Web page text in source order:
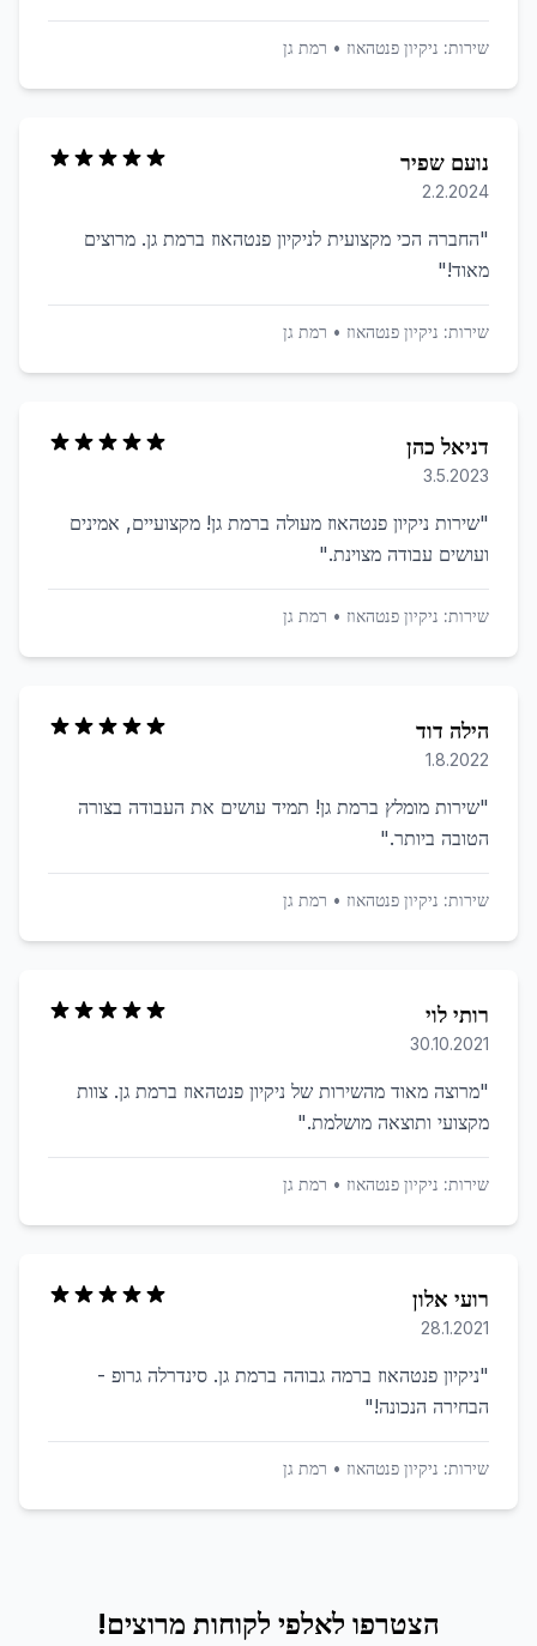
שירות: ניקיון פנטהאוז • רמת גן
נועם שפיר
2.2.2024
"החברה הכי מקצועית לניקיון פנטהאוז ברמת גן. מרוצים
מאוד!"
שירות: ניקיון פנטהאוז • רמת גן
דניאל כהן
3.5.2023
"שירות ניקיון פנטהאוז מעולה ברמת גן! מקצועיים, אמינים
ועושים עבודה מצוינת."
שירות: ניקיון פנטהאוז • רמת גן
הילה דוד
1.8.2022
"שירות מומלץ ברמת גן! תמיד עושים את העבודה בצורה
הטובה ביותר."
שירות: ניקיון פנטהאוז • רמת גן
רותי לוי
30.10.2021
"מרוצה מאוד מהשירות של ניקיון פנטהאוז ברמת גן. צוות
מקצועי ותוצאה מושלמת."
שירות: ניקיון פנטהאוז • רמת גן
רועי אלון
28.1.2021
"ניקיון פנטהאוז ברמה גבוהה ברמת גן. סינדרלה גרופ -
הבחירה הנכונה!"
שירות: ניקיון פנטהאוז • רמת גן
הצטרפו לאלפי לקוחות מרוצים!